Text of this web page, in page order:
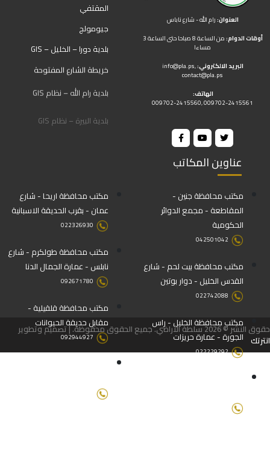
العنوان:رام الله - شارع ناباس
أوقات الدوام:
من الساعة 8 صباحا حتى الساعة 3
مساءا
البريد الالكتروني: info@pla.ps,
contact@pla.ps
الهاتف:
009702-2415560, 009702-2415561
عناوين المكاتب
مكتب محافظة جنين -
المقاطعة - مجمع الدوائر
الحكومية
042501042
مكتب محافظة بيت لحم - شارع
القدس الخليل - دوار بوتين
022742088
مكتب محافظة الخليل - راس
الجورة - عمارة حريزات
022229292
مكتب محافظة اريحا - شارع
عمان - بقرب الحديقة الاسبانية
022326930
مكتب محافظة طولكرم - شارع
نابلس - عمارة الجمال الدنا
092671780
مكتب محافظة قلقيلية -
مقابل حديقة الحيوانات
092944927
المقتفي
جيومولج
بلدية دورا – الخليل – GIS
خريطة الشارع المفتوحة
بلدية رام الله – نظام GIS
حقوق النشر © 2026 سلطة الأراضي. جميع الحقوق محفوظة. | تصميم وتطوير
انترتك